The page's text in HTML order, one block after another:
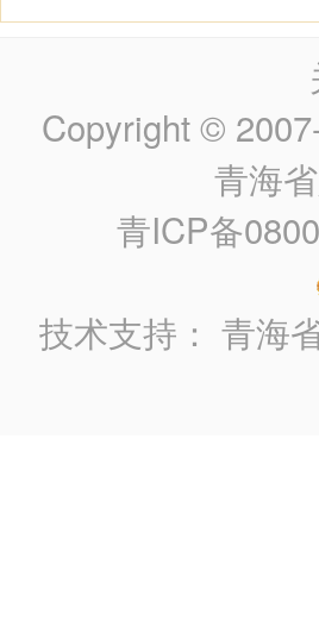
Copyright ©
青海
青ICP备
技术支持：青海